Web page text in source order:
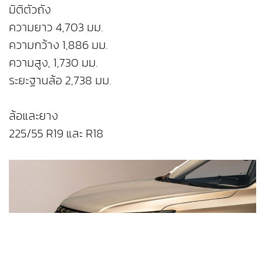
มิติตัวถัง
ความยาว 4,703 มม.
ความกว้าง 1,886 มม.
ความสูง, 1,730 มม.
ระยะฐานล้อ 2,738 มม.
ล้อและยาง
225/55 R19 และ R18